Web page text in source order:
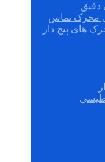
دقیق
محرک تماس
های پیچ دار